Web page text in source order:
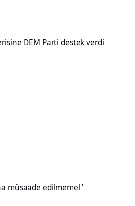
DEM Parti destek verdi
müsaade edilmemeli'